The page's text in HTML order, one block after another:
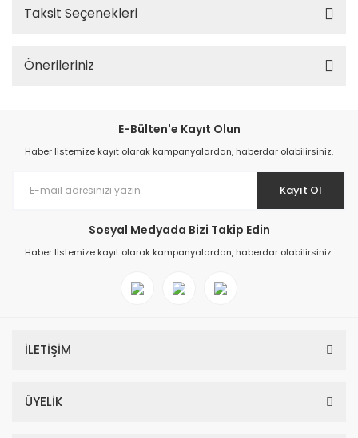
Taksit Seçenekleri
Önerileriniz
E-Bülten'e Kayıt Olun
Haber listemize kayıt olarak kampanyalardan, haberdar olabilirsiniz.
Kayıt Ol
Sosyal Medyada Bizi Takip Edin
Haber listemize kayıt olarak kampanyalardan, haberdar olabilirsiniz.
İLETİŞİM
ÜYELİK